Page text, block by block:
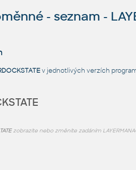
- seznam -
v jednotlivých verzích
zobrazíte nebo změníte zadáním